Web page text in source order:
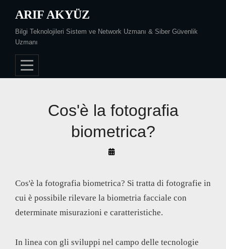
content
ARIF AKYÜZ
Bilgi Teknolojileri Sistem ve Network Uzmanı & Siber Güvenlik
Uzmanı
Cos'è la fotografia
biometrica?
By
Cos'è la fotografia biometrica? Si tratta di fotografie in
cui è possibile rilevare la biometria facciale con
determinate misurazioni e caratteristiche.
In linea con gli sviluppi nel campo delle tecnologie